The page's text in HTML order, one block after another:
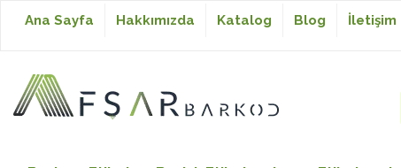
Baskısız Etiket
Ana Sayfa Hakkımızda Katalog Blog
İletişim